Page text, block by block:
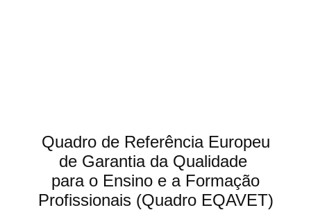
Quadro de Referência Europeu
de Garantia da Qualidade
para o Ensino e a Formação
Profissionais (Quadro EQAVET)